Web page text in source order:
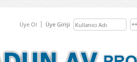
Üye Ol Üye Girişi